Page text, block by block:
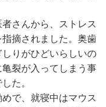
さんから、ストレス
摘されました。奥歯
りがひどいらしいの
裂が入ってしまう事
た。
で、就寝中はマウス